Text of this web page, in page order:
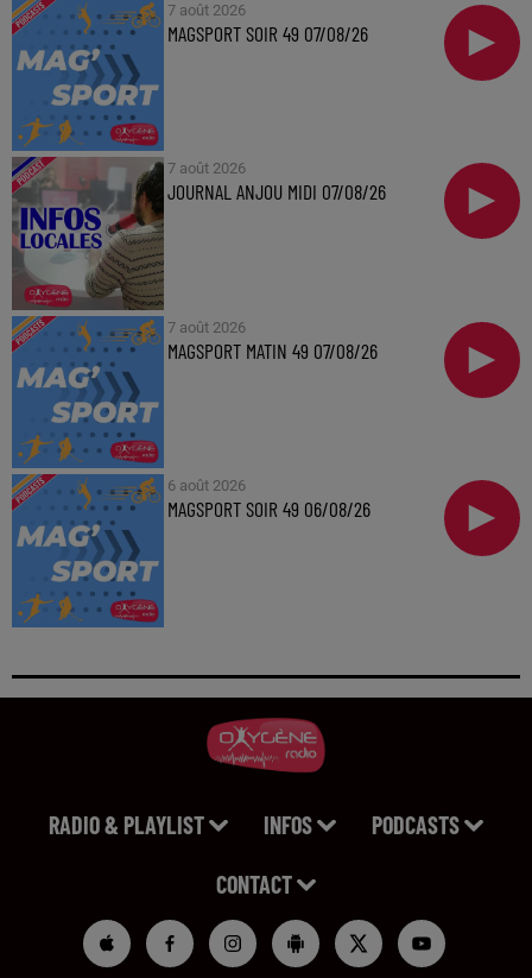
7 août 2026
MAGSPORT SOIR 49 07/08/26
7 août 2026
JOURNAL ANJOU MIDI 07/08/26
7 août 2026
MAGSPORT MATIN 49 07/08/26
6 août 2026
MAGSPORT SOIR 49 06/08/26
RADIO & PLAYLIST INFOS PODCASTS
CONTACT